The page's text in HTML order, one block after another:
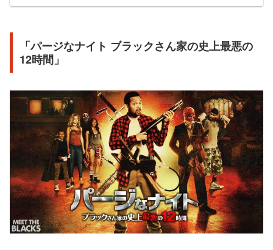
「パージなナイト ブラックさん家の史上最悪の
12時間」